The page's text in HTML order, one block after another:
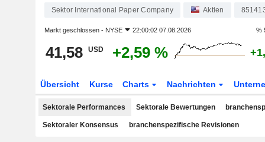
Sektor International Paper Company Aktien
Markt geschlossen - NYSE 22:00:02 07.08.2026 %
41,58 USD +2,59 %
Übersicht Kurse Charts Nachrichten
Sektorale Performances Sektorale Bewertungen
Sektoraler Konsensus branchenspezifische Revisionen